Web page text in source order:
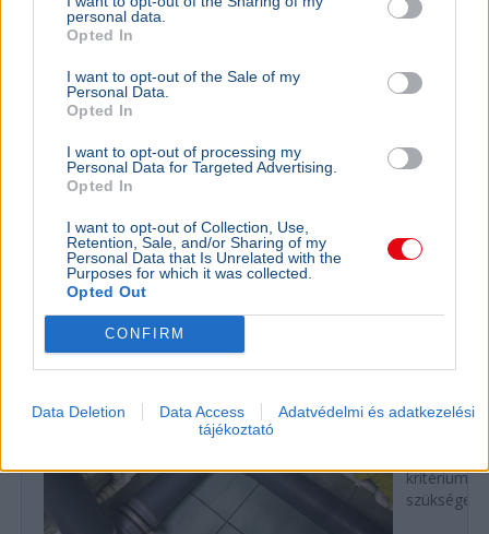
personal data.
Opted In
I want to opt-out of the Sale of my
Personal Data.
Opted In
I want to opt-out of processing my
Personal Data for Targeted Advertising.
Opted In
I want to opt-out of Collection, Use,
Retention, Sale, and/or Sharing of my
Personal Data that Is Unrelated with the
Purposes for which it was collected.
Opted Out
CONFIRM
Data Deletion Data Access
Adatvédelmi és adatkezelési
tájékoztató
Tarr Zoltán Közmédia
végleges vezetőt pedig nyílt, átlátható pályázaton
választják majd ki.
Bővebben...
Rezsicsökkentés